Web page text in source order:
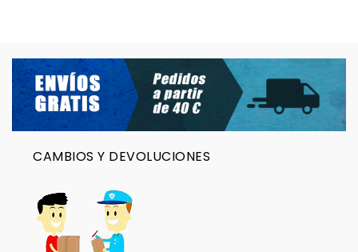
CAMBIOS Y DEVOLUCIONES